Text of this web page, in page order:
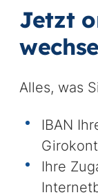
Jetzt
Alles, was
IBAN
Ihre